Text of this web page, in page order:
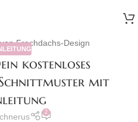
kostenloses
Schnittmuster mit
2